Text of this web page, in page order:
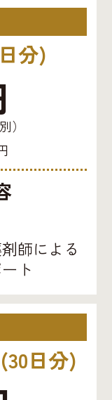
分)
）
師による
ト
日分)